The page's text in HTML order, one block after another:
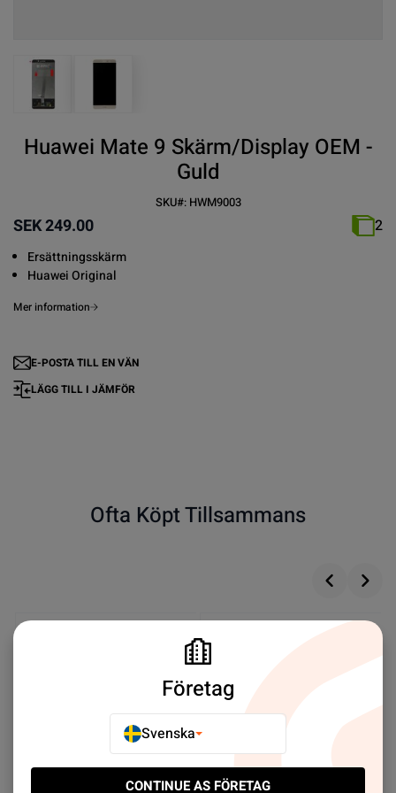
View larger imageView larger image
Huawei Mate 9 Skärm/Display OEM -
Guld
SKU#: HWM9003
SEK 249.00 2
Ersättningsskärm
Huawei Original
Mer information
E-POSTA TILL EN VÄN
LÄGG TILL I JÄMFÖR
Ofta Köpt Tillsammans
Företag
Svenska
CONTINUE AS FÖRETAG